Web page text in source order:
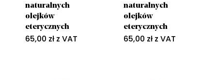
naturalnych
olejków
eterycznych
65,00 zł z VAT
naturalnych
olejków
eterycznych
65,00 zł z VAT